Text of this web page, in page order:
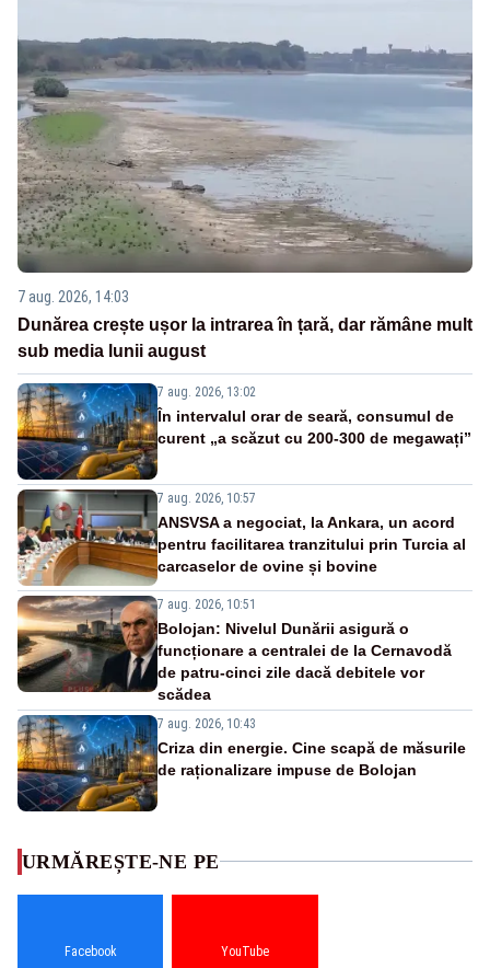
7 aug. 2026, 14:03
Dunărea crește ușor la intrarea în țară, dar rămâne mult
sub media lunii august
7 aug. 2026, 13:02
În intervalul orar de seară, consumul de
curent „a scăzut cu 200-300 de megawați”
7 aug. 2026, 10:57
ANSVSA a negociat, la Ankara, un acord
pentru facilitarea tranzitului prin Turcia al
carcaselor de ovine și bovine
7 aug. 2026, 10:51
Bolojan: Nivelul Dunării asigură o
funcționare a centralei de la Cernavodă
de patru-cinci zile dacă debitele vor
scădea
7 aug. 2026, 10:43
Criza din energie. Cine scapă de măsurile
de raționalizare impuse de Bolojan
URMĂREȘTE-NE PE
Facebook YouTube